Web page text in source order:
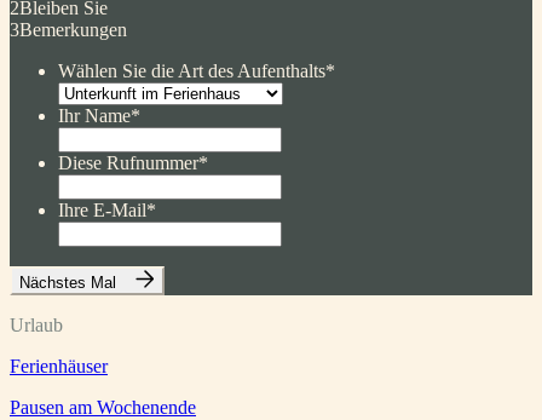
2Bleiben Sie
3Bemerkungen
Wählen Sie die Art des Aufenthalts*
Ihr Name*
Diese Rufnummer*
Ihre E-Mail*
Nächstes Mal
Urlaub
Ferienhäuser
Pausen am Wochenende